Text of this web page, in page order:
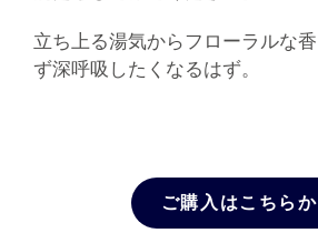
立ち上る湯気からフローラルな
ず深呼吸したくなるはず。
ご購入はこちら